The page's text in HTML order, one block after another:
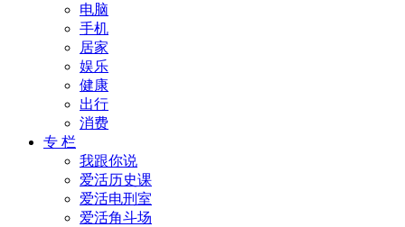
电脑
手机
居家
娱乐
健康
出行
消费
专 栏
我跟你说
爱活历史课
爱活电刑室
爱活角斗场